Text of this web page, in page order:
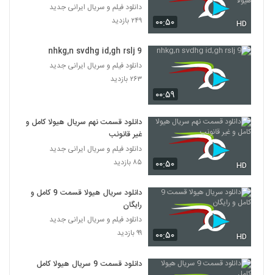
۰۰:۵۰ HD
دانلود فیلم و سریال ایرانی جدید
۲۴۹ بازدید
۰۰:۵۹
nhkg,n svdhg id,gh rslj 9
دانلود فیلم و سریال ایرانی جدید
۲۶۳ بازدید
۰۰:۵۰ HD
دانلود قسمت نهم سریال هیولا کامل و
غیر قانونب
دانلود فیلم و سریال ایرانی جدید
۸۵ بازدید
۰۰:۵۰ HD
دانلود سریال هیولا قسمت 9 کامل و
رایگان
دانلود فیلم و سریال ایرانی جدید
۹۹ بازدید
دانلود قسمت 9 سریال هیولا کامل